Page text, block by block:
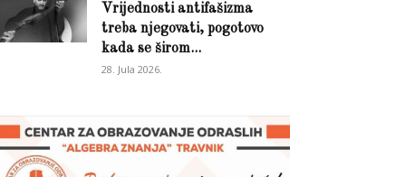
Vrijednosti antifašizma
treba njegovati, pogotovo
kada se širom...
28. Jula 2026.